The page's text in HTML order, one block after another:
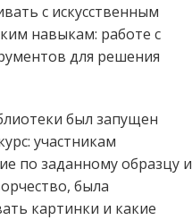
с искусственным
навыкам: работе с
для решения
был запущен
участникам
по заданному образцу и
была
картинки и какие